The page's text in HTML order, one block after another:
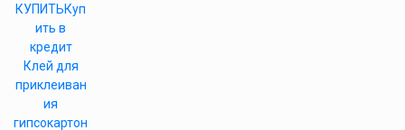
КУПИТЬКуп
ить в
кредит
Клей для
приклеиван
ия
гипсокартон